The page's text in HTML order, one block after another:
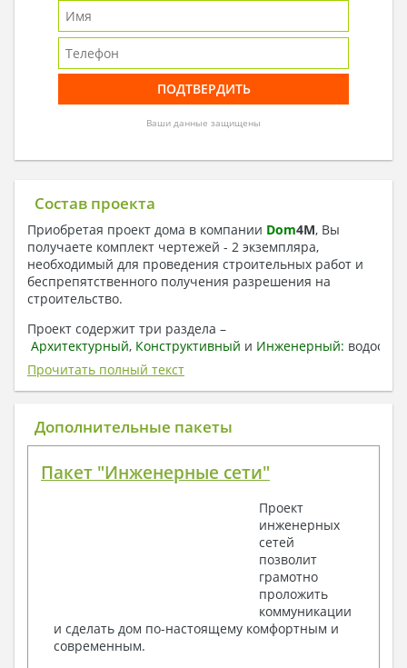
Ваши данные защищены
Состав проекта
Приобретая проект дома в компании Dom4M, Вы
получаете комплект чертежей - 2 экземпляра,
необходимый для проведения строительных работ и
беспрепятственного получения разрешения на
строительство.
Проект содержит три раздела –
Архитектурный, Конструктивный и Инженерный:
отопление, вентиляция, канализация,
электроснабжение (приобретается за дополнительную
плату) + Пояснительная записка.
1. Архитектурный раздел:
План координационных осей
Поэтажные маркировочные планы с
Разрезы и состав конструкций
Фасады с ведомостью внешних отделок
Элементы проемов – спецификация
Ведомость перемычек – сечения и
спецификация
Экспликация полов
Прочитать полный текст
Дополнительные пакеты
Пакет "Инженерные сети"
Проект
инженерных
сетей
позволит
грамотно
проложить
коммуникации
и сделать дом по-настоящему комфортным и
современным.